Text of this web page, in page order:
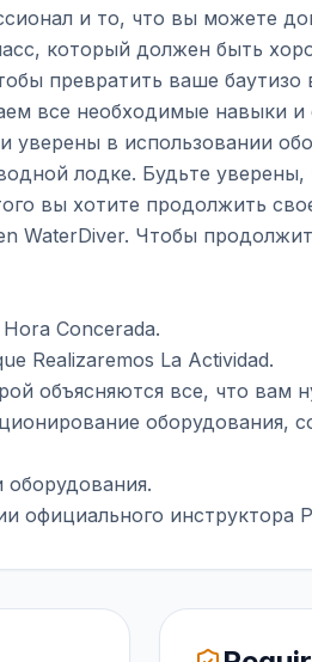
и то, что вы можете
который должен быть
превратить ваше
все необходимые навыки и
уверены в использовании
лодке. Будьте
вы хотите продолжить
WaterDiver. Чтобы
Concerada.
Realizaremos La Actividad.
объясняются все, что вам
оборудования,
официального инструктора